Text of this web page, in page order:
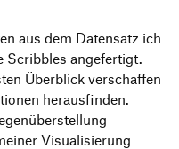
aus dem Datensatz ich
Scribbles angefertigt.
Überblick verschaffen
herausfinden.
Visualisierung